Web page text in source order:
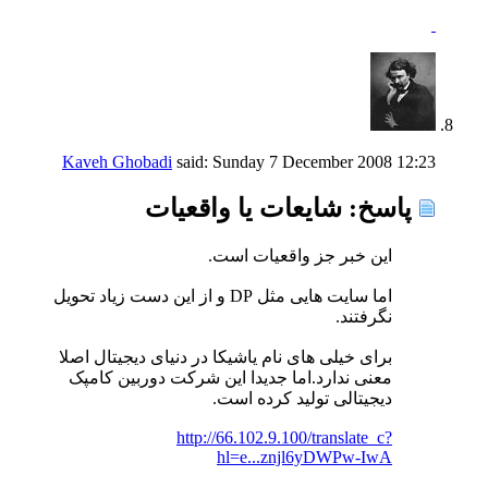
Kaveh Ghobadi said: Sunday 7 December 2008 12:23
پاسخ: شايعات يا واقعيات
این خبر جز واقعیات است.
اما سایت هایی مثل DP و از این دست زیاد تحویل
نگرفتند.
برای خیلی های نام یاشیکا در دنیای دیجیتال اصلا
معنی ندارد.اما جدیدا این شرکت دوربین کامپک
دیجیتالی تولید کرده است.
http://66.102.9.100/translate_c?
hl=e...znjl6yDWPw-IwA